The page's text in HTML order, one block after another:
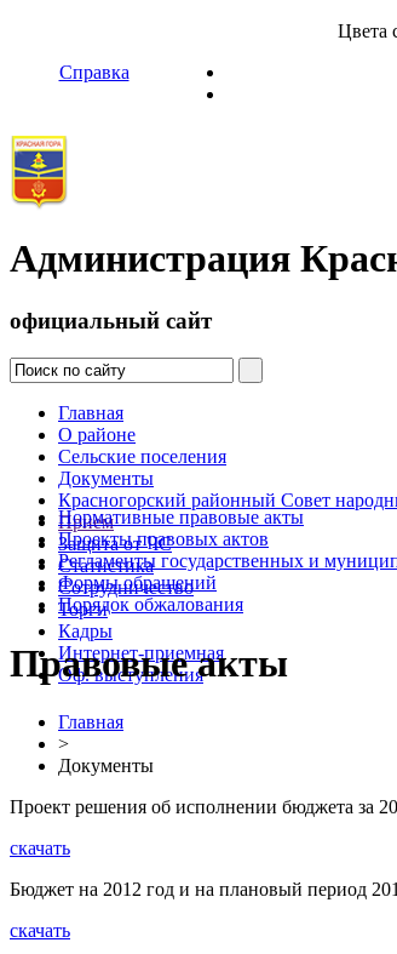
Справка
Цвета
Администрация
официальный сайт
Главная
О районе
Сельские поселения
Документы
Красногорский районный Совет
Прием
Защита от ЧС
Статистика
Сотрудничество
Торги
Кадры
Интернет-приемная
Оф. выступления
Нормативные правовые акты
Проекты правовых актов
Регламенты государственных и
Формы обращений
Порядок обжалования
Правовые акты
Главная
>
Документы
Проект решения об исполнении бюджета за
скачать
Бюджет на 2012 год и на плановый период
скачать